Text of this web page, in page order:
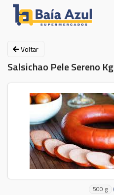
Voltar
Salsichao Pele Sereno Kg
500 g